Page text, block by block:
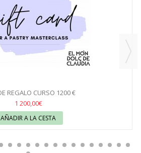
REGALO CURSO 1200 €
1 200,00€
AÑADIR A LA CESTA